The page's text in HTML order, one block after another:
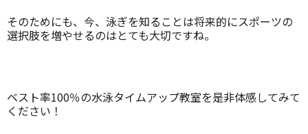
そのためにも、今、泳ぎを知ることは将来的にスポーツの
選択肢を増やせるのはとても大切ですね。
ベスト率100％の水泳タイムアップ教室を是非体感してみて
ください！